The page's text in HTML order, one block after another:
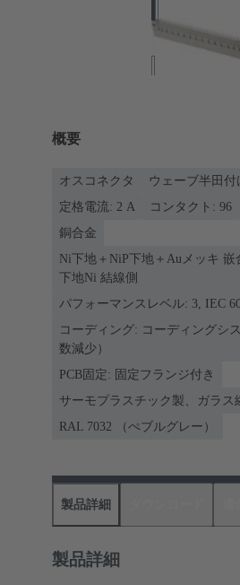
概要
オスコネクタ
ウェーブ半田付
定格電流: ‌2 A
コンタクト: 96
銅合金
Ni下地＋NiP下地＋Auメッキ 嵌
下地Ni 結線側
パフォーマンスレベル: 3, IEC
コーディング: コーディングシ
数減少）
PCB固定: 固定フランジ付き
サーモプラスチック製、ガラス
RAL 7032 （ぺブルグレー）
製品詳細
製品詳細